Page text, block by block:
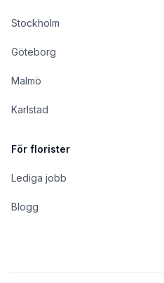
Stockholm
Göteborg
Malmö
Karlstad
För florister
Lediga jobb
Blogg